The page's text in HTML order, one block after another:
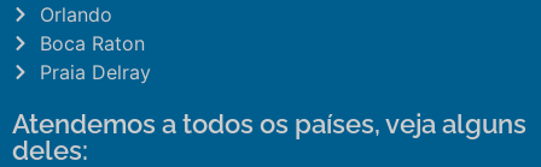
Orlando
Boca Raton
Praia Delray
Atendemos a todos os países, veja alguns
deles: